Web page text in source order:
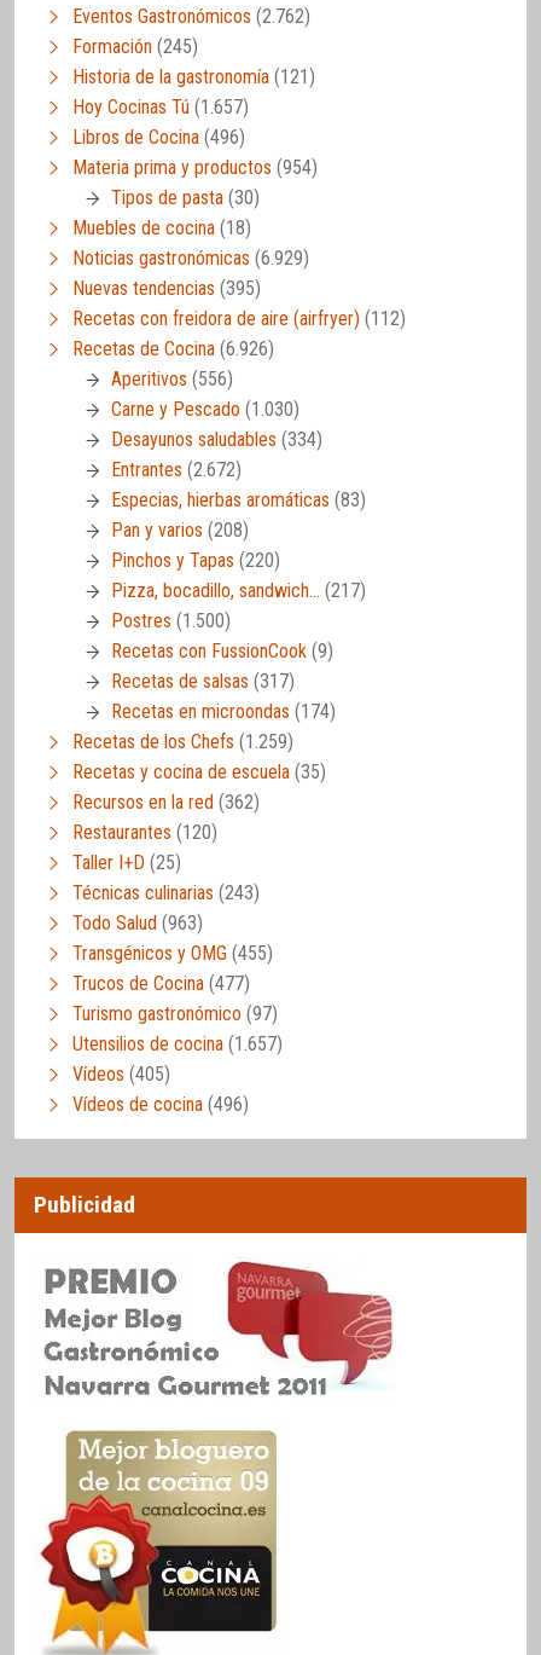
Eventos Gastronómicos (2.762)
Formación (245)
Historia de la gastronomía (121)
Hoy Cocinas Tú (1.657)
Libros de Cocina (496)
Materia prima y productos (954)
Tipos de pasta (30)
Muebles de cocina (18)
Noticias gastronómicas (6.929)
Nuevas tendencias (395)
Recetas con freidora de aire (airfryer) (112)
Recetas de Cocina (6.926)
Aperitivos (556)
Carne y Pescado (1.030)
Desayunos saludables (334)
Entrantes (2.672)
Especias, hierbas aromáticas (83)
Pan y varios (208)
Pinchos y Tapas (220)
Pizza, bocadillo, sandwich… (217)
Postres (1.500)
Recetas con FussionCook (9)
Recetas de salsas (317)
Recetas en microondas (174)
Recetas de los Chefs (1.259)
Recetas y cocina de escuela (35)
Recursos en la red (362)
Restaurantes (120)
Taller I+D (25)
Técnicas culinarias (243)
Todo Salud (963)
Transgénicos y OMG (455)
Trucos de Cocina (477)
Turismo gastronómico (97)
Utensilios de cocina (1.657)
Vídeos (405)
Vídeos de cocina (496)
Publicidad